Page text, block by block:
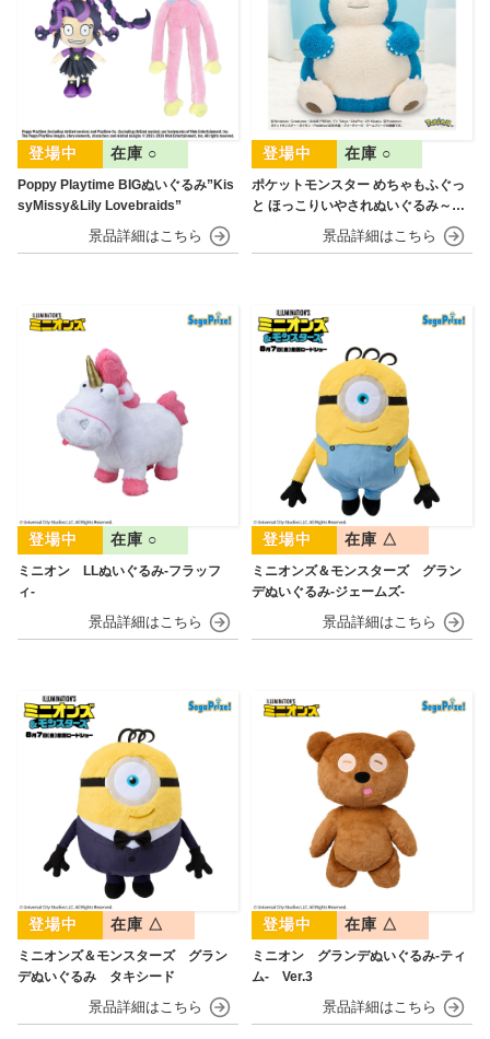
Poppy Playtime BIGぬいぐるみ”Kis
syMissy&Lily Lovebraids”
在庫 ○
ポケットモンスター めちゃもふぐっ
と ほっこりいやされぬいぐるみ～カ
在庫 ○
ミニオン LLぬいぐるみ‐フラッフ
ィ‐
在庫 ○
ミニオンズ＆モンスターズ グラン
デぬいぐるみ‐ジェームズ‐
在庫 △
ミニオンズ＆モンスターズ グラン
デぬいぐるみ タキシード
在庫 △
ミニオン グランデぬいぐるみ‐ティ
ム‐ Ver.3
在庫 △